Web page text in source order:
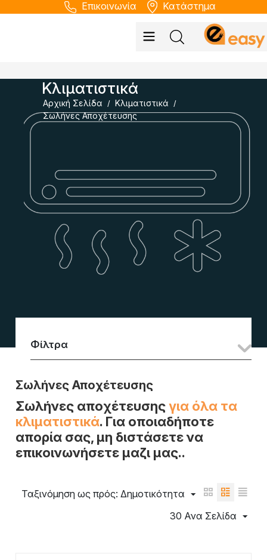
Επικοινωνία Κατάστημα
Αρχική Σελίδα / Κλιματιστικά /
Σωλήνες Αποχέτευσης
Κλιματιστικά
Φίλτρα
Σωλήνες Αποχέτευσης
Σωλήνες αποχέτευσηςγια όλα τα
κλιματιστικά. Για οποιαδήποτε
απορία σας, μη διστάσετε να
επικοινωνήσετε μαζι μας..
Ταξινόμηση ως πρός: Δημοτικότητα
30 Ανα Σελίδα